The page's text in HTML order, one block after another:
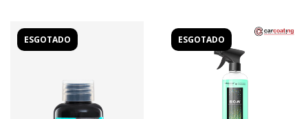
ESGOTADO ESGOTADO